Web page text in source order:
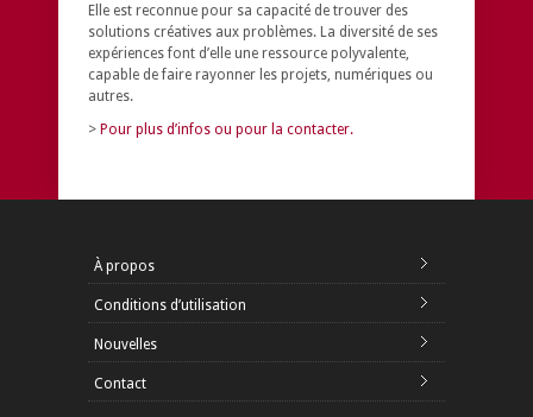
Elle est reconnue pour sa capacité de trouver des
solutions créatives aux problèmes. La diversité de ses
expériences font d’elle une ressource polyvalente,
capable de faire rayonner les projets, numériques ou
autres.
> Pour plus d’infos ou pour la contacter.
À propos
Conditions d’utilisation
Nouvelles
Contact